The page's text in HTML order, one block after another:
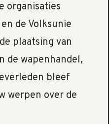
organisaties
de Volksunie
plaatsing van
de wapenhandel,
bleef
werpen over de